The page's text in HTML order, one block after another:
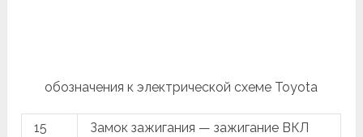
обозначения к электрической схеме Toyota
15 Замок зажигания — зажигание ВКЛ